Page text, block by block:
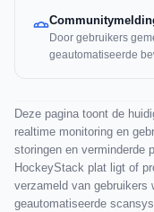
Door gebruikers
geautomatiseerde
Deze pagina toont de
realtime monitoring en
storingen en verminderde
HockeyStack plat ligt of
verzameld van gebruikers
geautomatiseerde